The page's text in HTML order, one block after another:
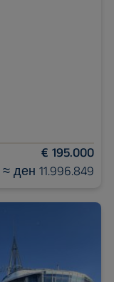
€ 195.000
≈ ден 11.996.849